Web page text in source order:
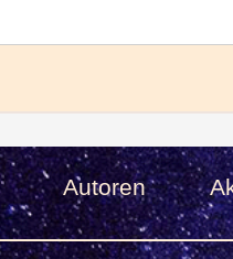
Autoren